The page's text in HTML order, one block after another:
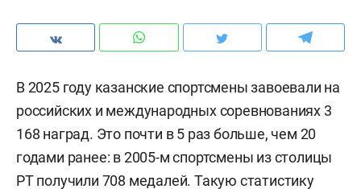
В 2025 году казанские спортсмены завоевали на
российских и международных соревнованиях 3
168 наград. Это почти в 5 раз больше, чем 20
годами ранее: в 2005-м спортсмены из столицы
РТ получили 708 медалей. Такую статистику